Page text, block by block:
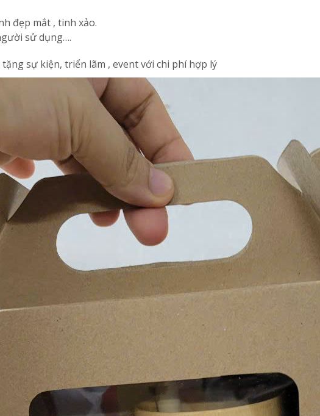
đẹp mắt , tinh xảo.
sử dụng….
sự kiện, triển lãm , event với chi phí hợp lý